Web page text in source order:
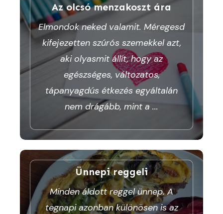
Az olcsó menzakoszt ára
Elmondok neked valamit. Méregesd
kifejezetten szúrós szemekkel azt,
aki olyasmit állít, hogy az
egészséges, változatos,
tápanyagdús étkezés egyáltalán
nem drágább, mint a ...
Ünnepi reggeli
Minden áldott reggel ünnep. A
tegnapi azonban különösen is az